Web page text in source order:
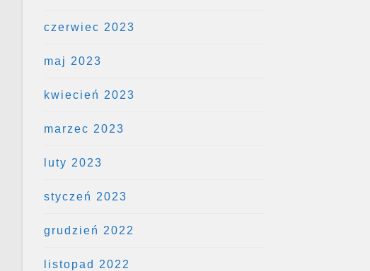
czerwiec 2023
maj 2023
kwiecień 2023
marzec 2023
luty 2023
styczeń 2023
grudzień 2022
listopad 2022